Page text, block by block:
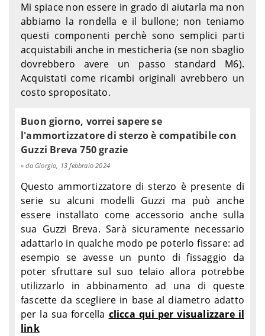
Mi spiace non essere in grado di aiutarla ma non
abbiamo la rondella e il bullone; non teniamo
questi componenti perchè sono semplici parti
acquistabili anche in mesticheria (se non sbaglio
dovrebbero avere un passo standard M6).
Acquistati come ricambi originali avrebbero un
costo spropositato.
Buon giorno, vorrei sapere se
l'ammortizzatore di sterzo è compatibile con
Guzzi Breva 750 grazie
da Giorgio, 13 febbraio 2024
Questo ammortizzatore di sterzo è presente di
serie su alcuni modelli Guzzi ma può anche
essere installato come accessorio anche sulla
sua Guzzi Breva. Sarà sicuramente necessario
adattarlo in qualche modo pe poterlo fissare: ad
esempio se avesse un punto di fissaggio da
poter sfruttare sul suo telaio allora potrebbe
utilizzarlo in abbinamento ad una di queste
fascette da scegliere in base al diametro adatto
per la sua forcella clicca qui per visualizzare il
link